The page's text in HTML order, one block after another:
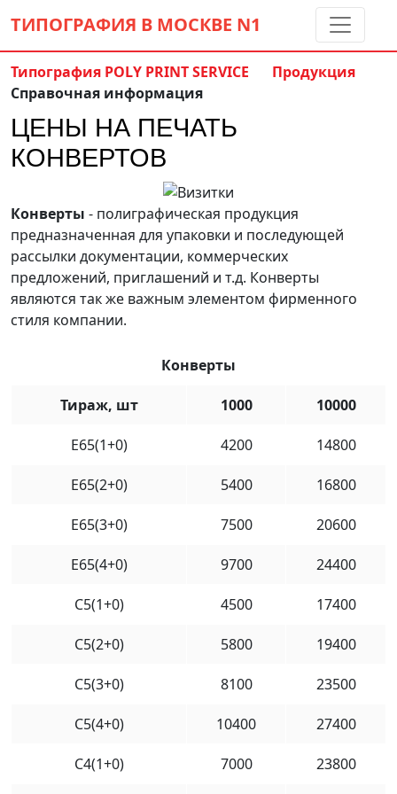
ТИПОГРАФИЯ В МОСКВЕ N1
Контакты: (5 метров от м. Дмитровская)
info@ppsprint.ru 8 495 797-35-59
Типография POLY PRINT SERVICE
Продукция
Справочная информация
ЦЕНЫ НА ПЕЧАТЬ
КОНВЕРТОВ
Конверты - полиграфическая продукция
предназначенная для упаковки и последующей
рассылки документации, коммерческих
предложений, приглашений и т.д. Конверты
являются так же важным элементом фирменного
стиля компании.
Конверты
Тираж, шт 1000 10000
Е65(1+0) 4200 14800
Е65(2+0) 5400 16800
Е65(3+0) 7500 20600
Е65(4+0) 9700 24400
С5(1+0) 4500 17400
С5(2+0) 5800 19400
С5(3+0) 8100 23500
С5(4+0) 10400 27400
С4(1+0) 7000 23800